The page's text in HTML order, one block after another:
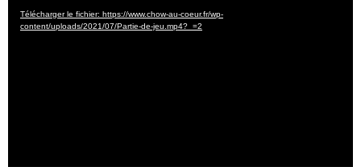
Télécharger le fichier: https://www.chow-au-coeur.fr/wp-
content/uploads/2021/07/Partie-de-jeu.mp4?_=2